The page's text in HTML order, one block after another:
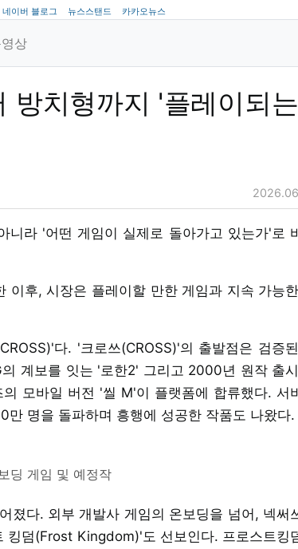
네이버 블로그 뉴스스탠드 카카오뉴스
상
방치형까지 '플레이되는
니라 '어떤 게임이 실제로 돌아가고 있는가'로
이후, 시장은 플레이할 만한 게임과 지속 가능
다. '크로쓰(CROSS)'의 출발점은 검증
계보를 잇는 '로한2' 그리고 2000년 원작 출
모바일 버전 '씰 M'이 플랫폼에 합류했다. 서
명을 돌파하며 흥행에 성공한 작품도 나왔다.
딩 게임 및 예정작
졌다. 외부 개발사 게임의 온보딩을 넘어, 넥써
킹덤(Frost Kingdom)'도 선보인다. 프로스트킹